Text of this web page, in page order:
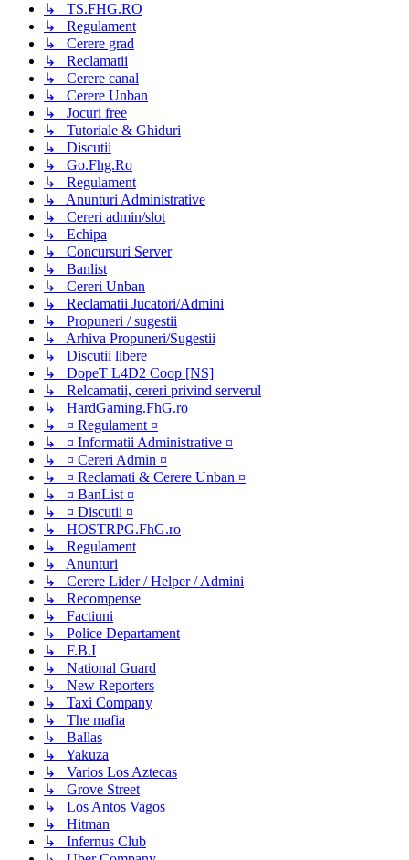
↳ TS.FHG.RO
↳ Regulament
↳ Cerere grad
↳ Reclamatii
↳ Cerere canal
↳ Cerere Unban
↳ Jocuri free
↳ Tutoriale & Ghiduri
↳ Discutii
↳ Go.Fhg.Ro
↳ Regulament
↳ Anunturi Administrative
↳ Cereri admin/slot
↳ Echipa
↳ Concursuri Server
↳ Banlist
↳ Cereri Unban
↳ Reclamatii Jucatori/Admini
↳ Propuneri / sugestii
↳ Arhiva Propuneri/Sugestii
↳ Discutii libere
↳ DopeT L4D2 Coop [NS]
↳ Relcamatii, cereri privind serverul
↳ HardGaming.FhG.ro
↳ ¤ Regulament ¤
↳ ¤ Informatii Administrative ¤
↳ ¤ Cereri Admin ¤
↳ ¤ Reclamati & Cerere Unban ¤
↳ ¤ BanList ¤
↳ ¤ Discutii ¤
↳ HOSTRPG.FhG.ro
↳ Regulament
↳ Anunturi
↳ Cerere Lider / Helper / Admini
↳ Recompense
↳ Factiuni
↳ Police Departament
↳ F.B.I
↳ National Guard
↳ New Reporters
↳ Taxi Company
↳ The mafia
↳ Ballas
↳ Yakuza
↳ Varios Los Aztecas
↳ Grove Street
↳ Los Antos Vagos
↳ Hitman
↳ Infernus Club